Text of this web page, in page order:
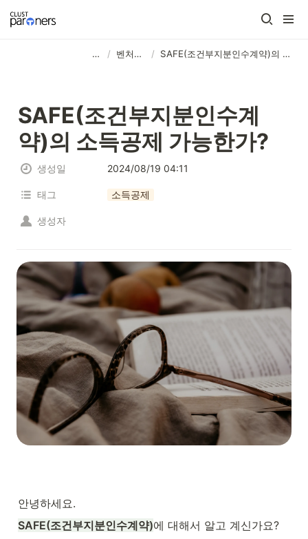
⠀⠀ ⠀⠀ ⠀⠀ ⠀⠀ ⠀⠀ ⠀⠀ ⠀⠀ / 벤처투자 / SAFE(조건부지분인수계약)의 소득공제 가능한가?
SAFE(조건부지분인수계
약)의 소득공제 가능한가?
생성일 2024/08/19 04:11
태그 소득공제
생성자
안녕하세요.
SAFE(조건부지분인수계약)에 대해서 알고 계신가요?